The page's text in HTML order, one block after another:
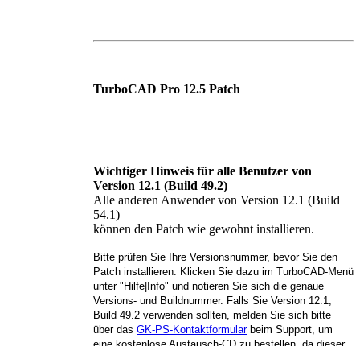
TurboCAD Pro 12.5 Patch
Wichtiger Hinweis für alle Benutzer von
Version 12.1 (Build 49.2)
Alle anderen Anwender von Version 12.1 (Build
54.1)
können den Patch wie gewohnt installieren.
Bitte prüfen Sie Ihre Versionsnummer, bevor Sie den
Patch installieren. Klicken Sie dazu im TurboCAD-Menü
unter "Hilfe|Info" und notieren Sie sich die genaue
Versions- und Buildnummer. Falls Sie Version 12.1,
Build 49.2 verwenden sollten, melden Sie sich bitte
über das GK-PS-Kontaktformularbeim Support, um
eine kostenlose Austausch-CD zu bestellen, da dieser